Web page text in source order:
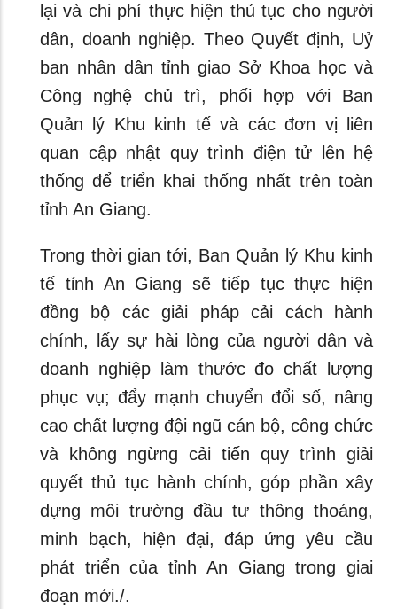
lại và chi phí thực hiện thủ tục cho người
dân, doanh nghiệp. Theo Quyết định, Uỷ
ban nhân dân tỉnh giao Sở Khoa học và
Công nghệ chủ trì, phối hợp với Ban
Quản lý Khu kinh tế và các đơn vị liên
quan cập nhật quy trình điện tử lên hệ
thống để triển khai thống nhất trên toàn
tỉnh An Giang.
Trong thời gian tới, Ban Quản lý Khu kinh
tế tỉnh An Giang sẽ tiếp tục thực hiện
đồng bộ các giải pháp cải cách hành
chính, lấy sự hài lòng của người dân và
doanh nghiệp làm thước đo chất lượng
phục vụ; đẩy mạnh chuyển đổi số, nâng
cao chất lượng đội ngũ cán bộ, công chức
và không ngừng cải tiến quy trình giải
quyết thủ tục hành chính, góp phần xây
dựng môi trường đầu tư thông thoáng,
minh bạch, hiện đại, đáp ứng yêu cầu
phát triển của tỉnh An Giang trong giai
đoạn mới./.